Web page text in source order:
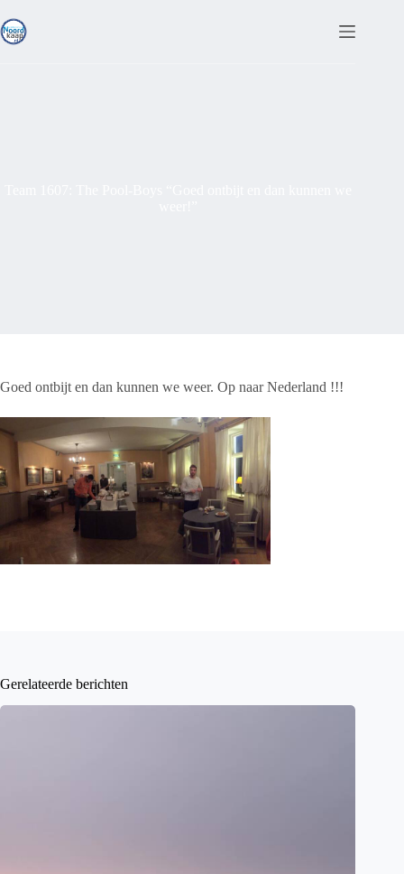
naar
de
Goed ontbijt en dan kunnen we weer. Op naar Nederland !!!
Gerelateerde berichten